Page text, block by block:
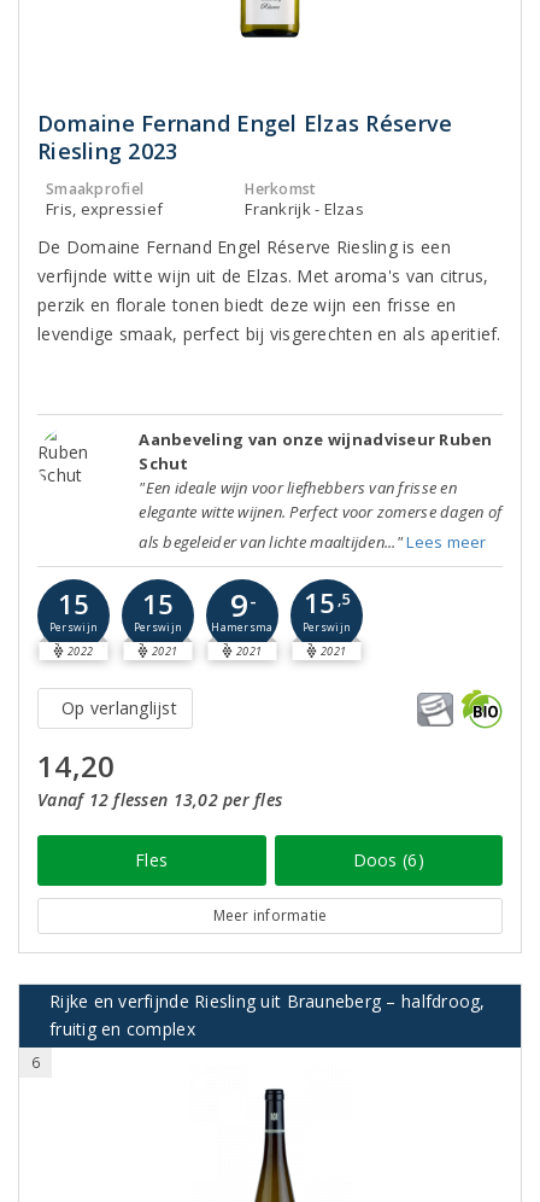
Domaine Fernand Engel Elzas Réserve
Riesling 2023
Smaakprofiel
Fris, expressief
Herkomst
Frankrijk - Elzas
De Domaine Fernand Engel Réserve Riesling is een
verfijnde witte wijn uit de Elzas. Met aroma's van citrus,
perzik en florale tonen biedt deze wijn een frisse en
levendige smaak, perfect bij visgerechten en als aperitief.
Aanbeveling van onze wijnadviseur Ruben
Schut
"Een ideale wijn voor liefhebbers van frisse en
elegante witte wijnen. Perfect voor zomerse dagen of
als begeleider van lichte maaltijden..."Lees meer
15
Perswijn
2022
15
Perswijn
2021
9-
Hamersma
2021
15 ,5
Perswijn
2021
Op verlanglijst
14,20
Vanaf 12 flessen 13,02 per fles
Fles Doos (6)
Meer informatie
Rijke en verfijnde Riesling uit Brauneberg – halfdroog,
fruitig en complex
6